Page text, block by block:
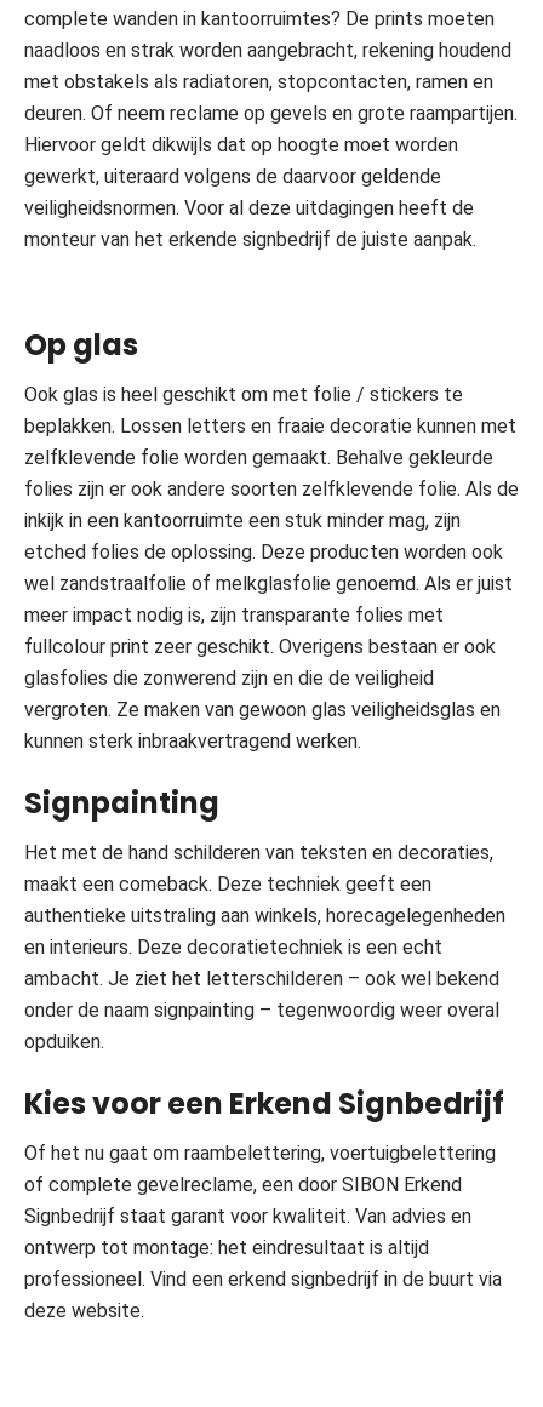
complete wanden in kantoorruimtes? De prints moeten
naadloos en strak worden aangebracht, rekening houdend
met obstakels als radiatoren, stopcontacten, ramen en
deuren. Of neem reclame op gevels en grote raampartijen.
Hiervoor geldt dikwijls dat op hoogte moet worden
gewerkt, uiteraard volgens de daarvoor geldende
veiligheidsnormen. Voor al deze uitdagingen heeft de
monteur van het erkende signbedrijf de juiste aanpak.
Op glas
Ook glas is heel geschikt om met folie / stickers te
beplakken. Lossen letters en fraaie decoratie kunnen met
zelfklevende folie worden gemaakt. Behalve gekleurde
folies zijn er ook andere soorten zelfklevende folie. Als de
inkijk in een kantoorruimte een stuk minder mag, zijn
etched folies de oplossing. Deze producten worden ook
wel zandstraalfolie of melkglasfolie genoemd. Als er juist
meer impact nodig is, zijn transparante folies met
fullcolour print zeer geschikt. Overigens bestaan er ook
glasfolies die zonwerend zijn en die de veiligheid
vergroten. Ze maken van gewoon glas veiligheidsglas en
kunnen sterk inbraakvertragend werken.
Signpainting
Het met de hand schilderen van teksten en decoraties,
maakt een comeback. Deze techniek geeft een
authentieke uitstraling aan winkels, horecagelegenheden
en interieurs. Deze decoratietechniek is een echt
ambacht. Je ziet het letterschilderen – ook wel bekend
onder de naam signpainting – tegenwoordig weer overal
opduiken.
Kies voor een Erkend Signbedrijf
Of het nu gaat om raambelettering, voertuigbelettering
of complete gevelreclame, een door SIBON Erkend
Signbedrijf staat garant voor kwaliteit. Van advies en
ontwerp tot montage: het eindresultaat is altijd
professioneel. Vind een erkend signbedrijf in de buurt via
deze website.